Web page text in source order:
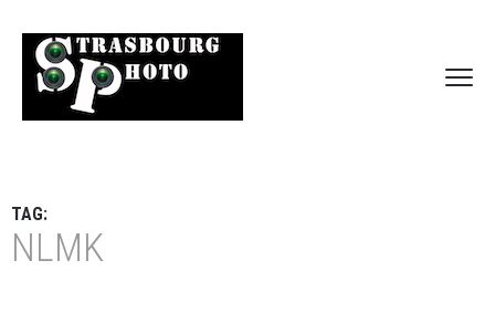
TAG:
NLMK